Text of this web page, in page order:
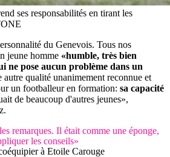
ses responsabilités en tirant les
du Genevois. Tous nos
jeune homme «humble, très bien
ne pose aucun problème dans un
autre qualité unanimement reconnue et
un footballeur en formation: sa capacité
de beaucoup d'autres jeunes»,
remarques. Il était comme une éponge,
les conseils»
à Etoile Carouge